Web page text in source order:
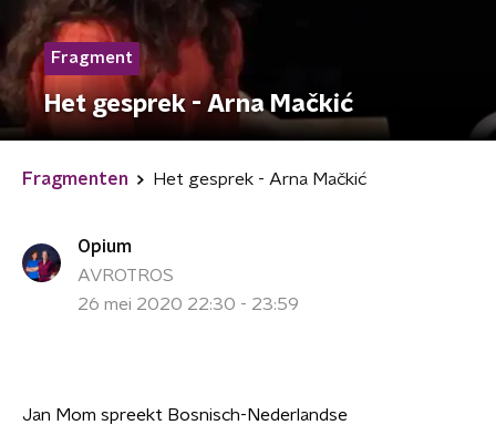
Fragment
Het gesprek - Arna Mačkić
Fragmenten Het gesprek - Arna Mačkić
Opium
AVROTROS
26 mei 2020 22:30 - 23:59
Jan Mom spreekt Bosnisch-Nederlandse